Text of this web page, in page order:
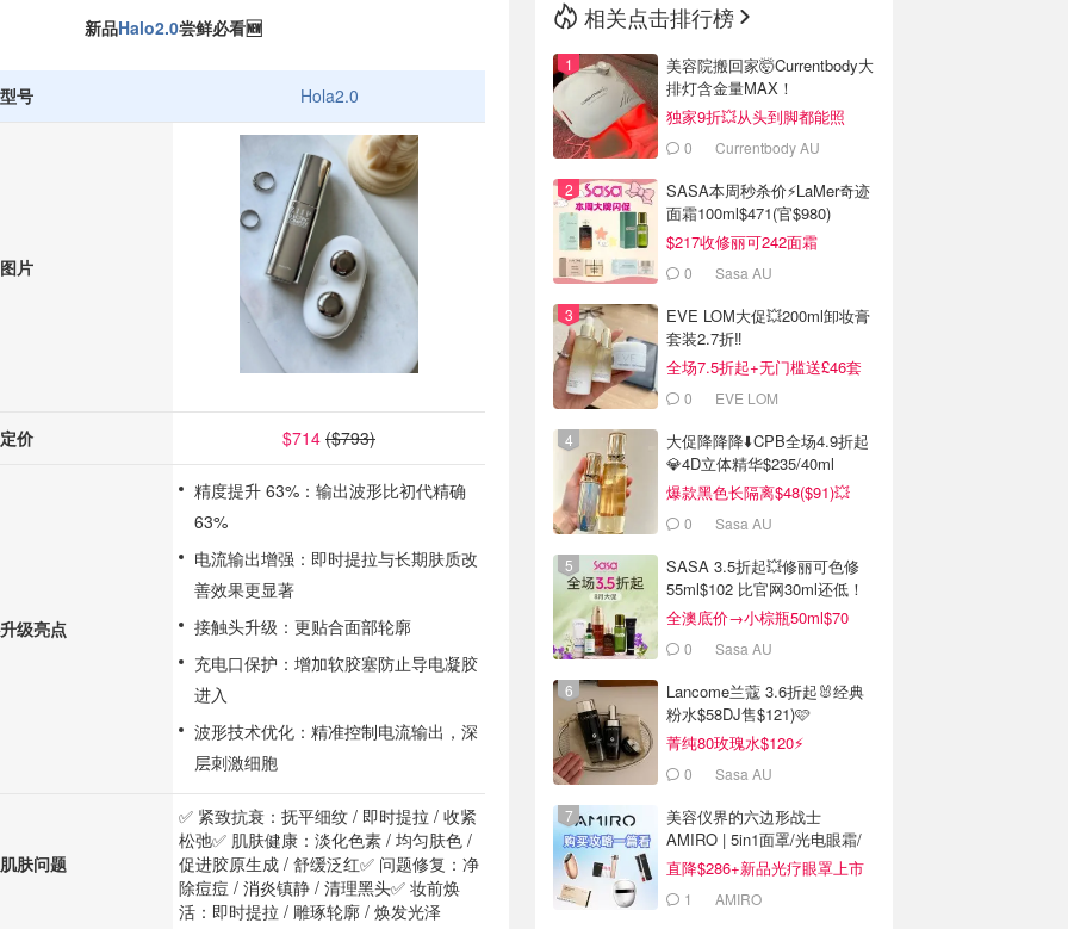
新品Halo2.0尝鲜必看🆕
型号 Hola2.0
图片
定价 $714 ($793)
级亮点
精度提升 63%：输出波形比初代精确
63%
电流输出增强：即时提拉与长期肤质改
善效果更显著
接触头升级：更贴合面部轮廓
充电口保护：增加软胶塞防止导电凝胶
进入
波形技术优化：精准控制电流输出，深
层刺激细胞
肤问题
✅ 紧致抗衰：抚平细纹 / 即时提拉 / 收紧
松弛✅ 肌肤健康：淡化色素 / 均匀肤色 /
促进胶原生成 / 舒缓泛红✅ 问题修复：净
除痘痘 / 消炎镇静 / 清理黑头✅ 妆前焕
活：即时提拉 / 雕琢轮廓 / 焕发光泽
相关点击排行榜
美容院搬回家🤯Currentbody大
排灯含金量MAX！
独家9折💥从头到脚都能照
0 Currentbody AU
SASA本周秒杀价⚡️LaMer奇迹
面霜100ml$471(官$980)
$217收修丽可242面霜
0 Sasa AU
EVE LOM大促💥200ml卸妆膏
套装2.7折‼️
全场7.5折起+无门槛送£46套
装 0 EVE LOM
大促降降降⬇️CPB全场4.9折起
💎4D立体精华$235/40ml
爆款黑色长隔离$48($91)💥
0 Sasa AU
SASA 3.5折起💥修丽可色修
55ml$102 比官网30ml还低！
全澳底价→小棕瓶50ml$70
0 Sasa AU
Lancome兰蔻 3.6折起🐰经典
粉水$58DJ售$121)🩷
菁纯80玫瑰水$120⚡️
0 Sasa AU
美容仪界的六边形战士
AMIRO | 5in1面罩/光电眼霜/
水光仪
直降$286+新品光疗眼罩上市
1 AMIRO